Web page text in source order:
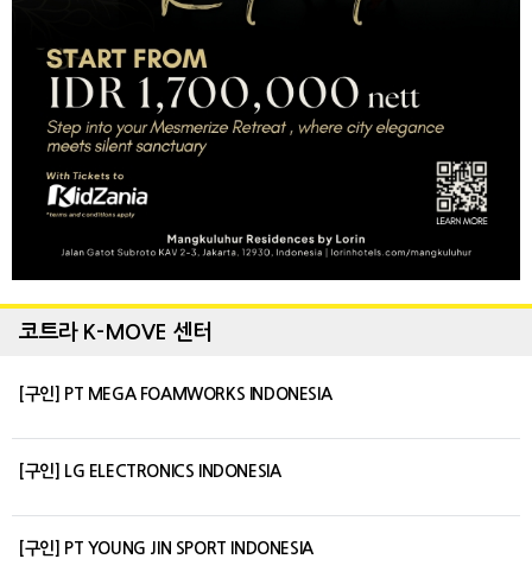
코트라 K-MOVE 센터
[구인] PT MEGA FOAMWORKS INDONESIA
[구인] LG ELECTRONICS INDONESIA
[구인] PT YOUNG JIN SPORT INDONESIA